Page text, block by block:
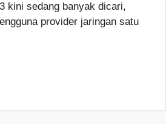
kini sedang banyak dicari,
provider jaringan satu